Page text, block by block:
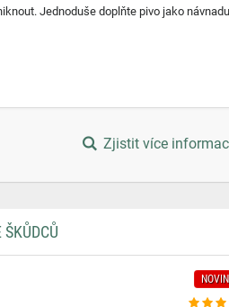
Jednoduše doplňte pivo jako
Zjistit více